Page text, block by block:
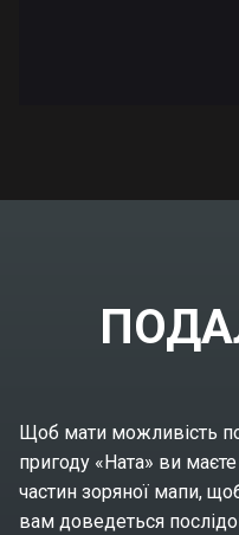
Щоб мати можливість
пригоду «Ната» ви
частин зоряної мапи,
вам доведеться